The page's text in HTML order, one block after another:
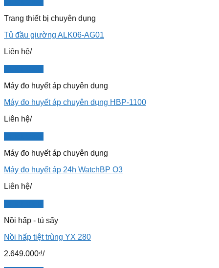
Trang thiết bị chuyên dụng
Tủ đầu giường ALK06-AG01
Liên hệ/
Máy đo huyết áp chuyên dụng
Máy đo huyết áp chuyên dụng HBP-1100
Liên hệ/
Máy đo huyết áp chuyên dụng
Máy đo huyết áp 24h WatchBP O3
Liên hệ/
Nồi hấp - tủ sấy
Nồi hấp tiệt trùng YX 280
2.649.000₫/